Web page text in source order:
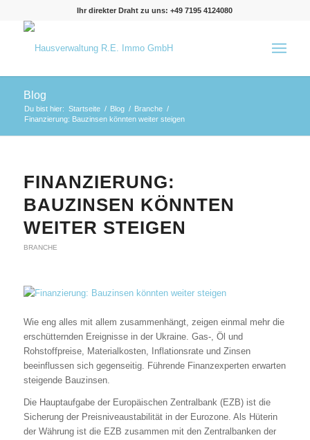
Ihr direkter Draht zu uns: +49 7195 4124080
Blog
Du bist hier: Startseite / Blog / Branche /
Finanzierung: Bauzinsen könnten weiter steigen
FINANZIERUNG:
BAUZINSEN KÖNNTEN
WEITER STEIGEN
BRANCHE
Wie eng alles mit allem zusammenhängt, zeigen einmal mehr die
erschütternden Ereignisse in der Ukraine. Gas-, Öl und
Rohstoffpreise, Materialkosten, Inflationsrate und Zinsen
beeinflussen sich gegenseitig. Führende Finanzexperten erwarten
steigende Bauzinsen.
Die Hauptaufgabe der Europäischen Zentralbank (EZB) ist die
Sicherung der Preisniveaustabilität in der Eurozone. Als Hüterin
der Währung ist die EZB zusammen mit den Zentralbanken der